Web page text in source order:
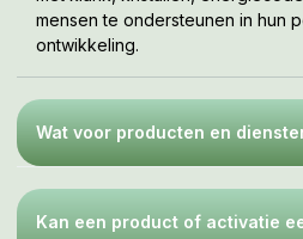
mensen te ondersteunen in hun
ontwikkeling.
Wat voor producten en
Kan een product of activatie